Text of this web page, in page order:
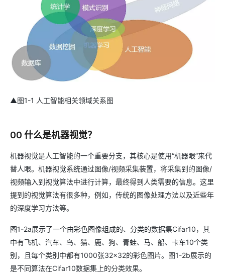
▲图1-1 人工智能相关领域关系图
00 什么是机器视觉？
机器视觉是人工智能的一个重要分支，其核心是使用“机器眼”来代
替人眼。机器视觉系统通过图像/视频采集装置，将采集到的图像/
视频输入到视觉算法中进行计算，最终得到人类需要的信息。这里
提到的视觉算法有很多种，例如，传统的图像处理方法以及近些年
的深度学习方法等。
图1-2a展示了一个由彩色图像组成的、分类的数据集Cifar10，其
中有飞机、汽车、鸟、猫、鹿、狗、青蛙、马、船、卡车10个类
别，且每个类别中都有1000张32×32的彩色图片。图1-2b展示的
是不同算法在Cifar10数据集上的分类效果。